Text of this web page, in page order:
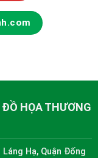
HỌA THƯƠNG
Hạ, Quận Đống